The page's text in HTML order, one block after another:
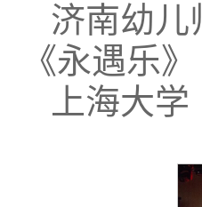
济南幼儿
《永遇乐
上海大